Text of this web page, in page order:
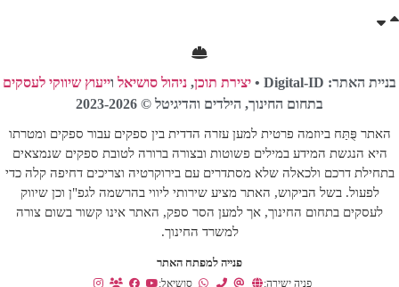
בניית האתר: Digital-ID • יצירת תוכן, ניהול סושיאל וייעוץ שיווקי לעסקים
בתחום החינוך, הילדים והדיגיטל © 2023-2026
האתר פֻּתַּח ביוזמה פרטית למען עזרה הדדית בין ספקים עבור ספקים ומטרתו
היא הנגשת המידע במילים פשוטות ובצורה ברורה לטובת ספקים שנמצאים
בתחילת דרכם ולכאלה שלא מסתדרים עם בירוקרטיה וצריכים דחיפה קלה כדי
לפעול. בשל הביקוש, האתר מציע שירותי ליווי בהרשמה לגפ"ן וכן שיווק
לעסקים בתחום החינוך, אך למען הסר ספק, האתר אינו קשור בשום צורה
למשרד החינוך.
פנייה למפתח האתר
פניה ישירה: סושיאל: